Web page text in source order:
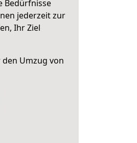
Bedürfnisse
jederzeit zur
Ihr Ziel
Umzug von